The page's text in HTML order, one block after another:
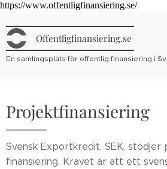
https://www.offentligfinansiering.se/
Offentligfinansiering.se
En samlingsplats för offentlig finansiering i
Projektfinansiering
Svensk Exportkredit, SEK, stödjer
finansiering. Kravet är att ett